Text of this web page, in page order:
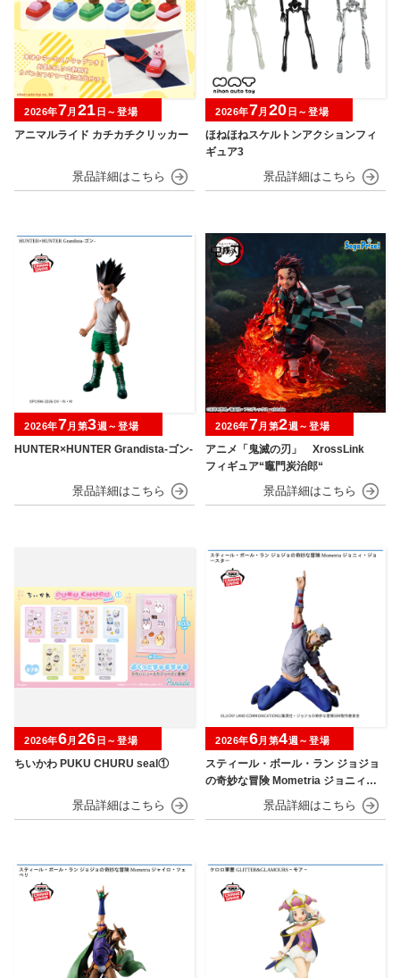
アニマルライド カチカチクリッカー
2026年7月 21 日～登場
ほねほねスケルトンアクションフィ
ギュア3
2026年7月 20 日～登場
HUNTER×HUNTER Grandista-ゴン-
2026年7月第3週～登場
アニメ「鬼滅の刃」 XrossLink
フィギュア“竈門炭治郎“
2026年7月第2週～登場
ちいかわ PUKU CHURU seal①
2026年6月 26 日～登場
スティール・ボール・ラン ジョジョ
の奇妙な冒険 Mometria ジョニィ・
ジョースター
2026年6月第4週～登場